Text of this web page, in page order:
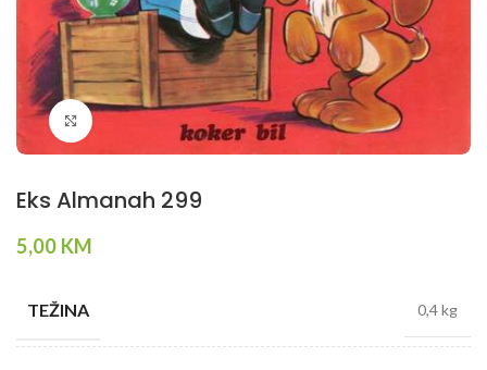
Klikni da povečaš
Eks Almanah 299
5,00 KM
TEŽINA 0,4 kg